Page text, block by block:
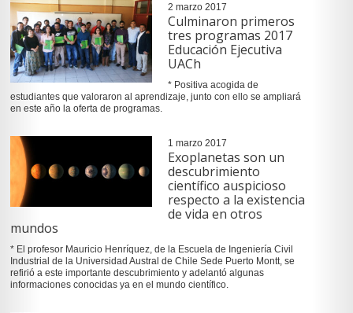
2 marzo 2017
Culminaron primeros
tres programas 2017
Educación Ejecutiva
UACh
* Positiva acogida de
estudiantes que valoraron al aprendizaje, junto con ello se ampliará
en este año la oferta de programas.
1 marzo 2017
Exoplanetas son un
descubrimiento
científico auspicioso
respecto a la existencia
de vida en otros
mundos
* El profesor Mauricio Henríquez, de la Escuela de Ingeniería Civil
Industrial de la Universidad Austral de Chile Sede Puerto Montt, se
refirió a este importante descubrimiento y adelantó algunas
informaciones conocidas ya en el mundo científico.